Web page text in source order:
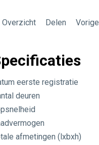
Overzicht Delen Vorige
eerste registratie
deuren
afmetingen (lxbxh)